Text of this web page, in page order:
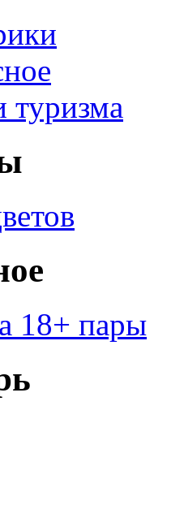
туризма
18+ пары